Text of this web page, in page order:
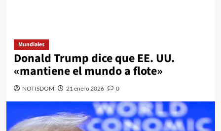
Mundiales
Donald Trump dice que EE. UU.
«mantiene el mundo a flote»
NOTISDOM 21 enero 2026 0